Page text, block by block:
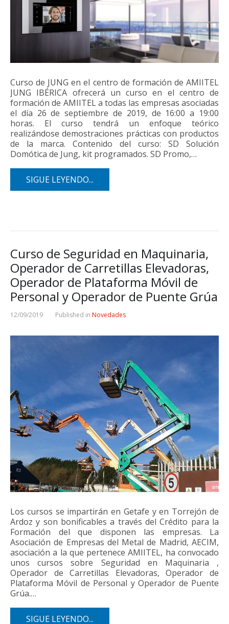
Curso de JUNG en el centro de formación de AMIITEL
JUNG IBÉRICA ofrecerá un curso en el centro de
formación de AMIITEL a todas las empresas asociadas
el día 26 de septiembre de 2019, de 16:00 a 19:00
horas. El curso tendrá un enfoque teórico
realizándose demostraciones prácticas con productos
de la marca. Contenido del curso: SD Solución
Domótica de Jung, kit programados. SD Promo,…
SIGUE LEYENDO...
Curso de Seguridad en Maquinaria,
Operador de Carretillas Elevadoras,
Operador de Plataforma Móvil de
Personal y Operador de Puente Grúa
12/09/2019 Published in Novedades
Los cursos se impartirán en Getafe y en Torrejón de
Ardoz y son bonificables a través del Crédito para la
Formación del que disponen las empresas. La
Asociación de Empresas del Metal de Madrid, AECIM,
asociación a la que pertenece AMIITEL, ha convocado
unos cursos sobre Seguridad en Maquinaria ,
Operador de Carretillas Elevadoras, Operador de
Plataforma Móvil de Personal y Operador de Puente
Grúa.…
SIGUE LEYENDO...